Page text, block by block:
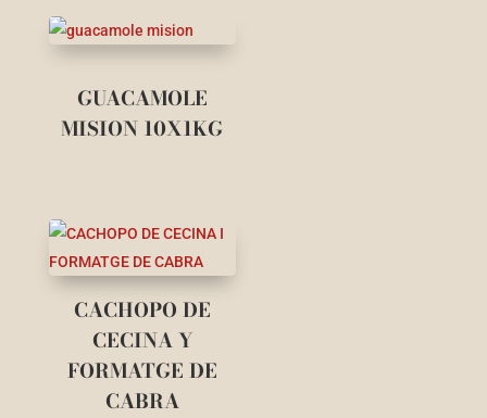
GUACAMOLE
MISION 10X1KG
CACHOPO DE
CECINA Y
FORMATGE DE
CABRA